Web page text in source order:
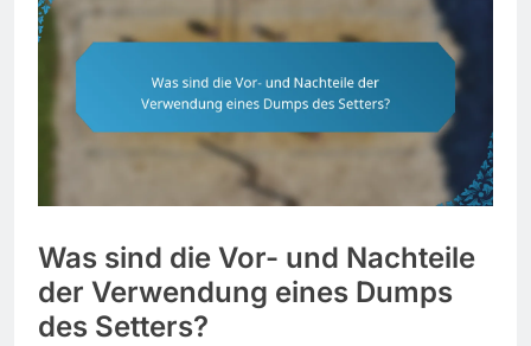
Was sind die Vor- und Nachteile
der Verwendung eines Dumps
des Setters?